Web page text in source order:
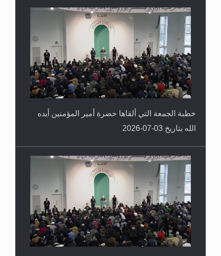
خطبة الجمعة التي ألقاها حضرة أمير المؤمنين أيده
الله بتاريخ 03-07-2026